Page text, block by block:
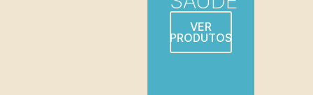
VER
PRODUTOS